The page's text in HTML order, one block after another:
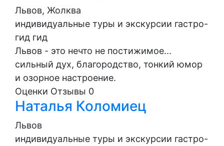
Львов, Жолква
индивидуальные туры и экскурсии гастро-
гид гид
Львов - это нечто не постижимое...
сильный дух, благородство, тонкий юмор
и озорное настроение.
Оценки Отзывы 0
Наталья Коломиец
Львов
индивидуальные туры и экскурсии гастро-